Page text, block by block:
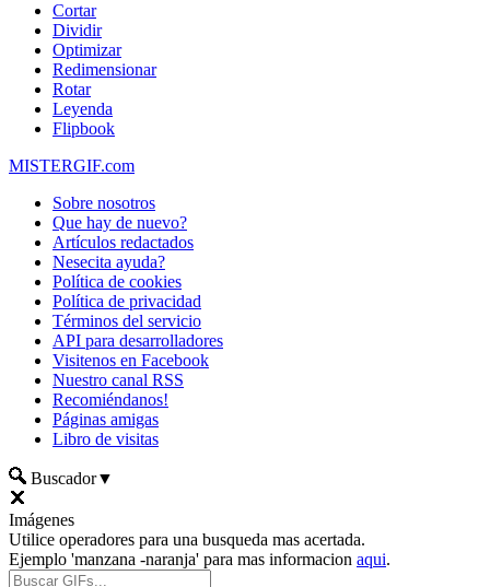
Cortar
Dividir
Optimizar
Redimensionar
Rotar
Leyenda
Flipbook
MISTERGIF.com
Sobre nosotros
Que hay de nuevo?
Artículos redactados
Nesecita ayuda?
Política de cookies
Política de privacidad
Términos del servicio
API para desarrolladores
Visitenos en Facebook
Nuestro canal RSS
Recomiéndanos!
Páginas amigas
Libro de visitas
Buscador▼
Imágenes
Utilice operadores para una busqueda mas acertada.
Ejemplo 'manzana -naranja' para mas informacion aqui.